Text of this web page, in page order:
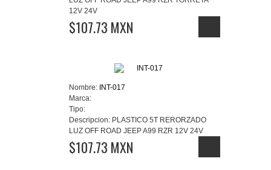
12V 24V
$107.73 MXN
Nombre: INT-017
Marca:
Tipo:
Descripcion: PLASTICO 5T RERORZADO
LUZ OFF ROAD JEEP A99 RZR 12V 24V
$107.73 MXN